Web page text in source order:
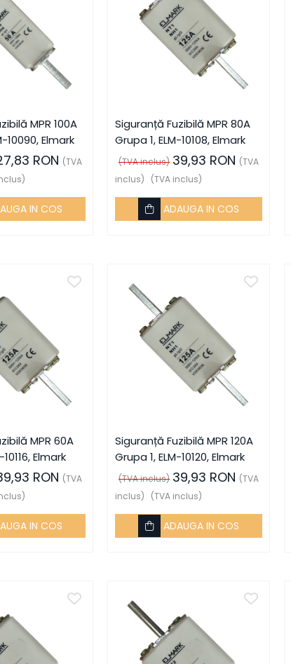
MPR 100A
10090, Elmark
RON (TVA
IN COS
Siguranță Fuzibilă MPR 80A
Grupa 1, ELM-10108, Elmark
(TVA inclus) 39,93 RON (TVA
inclus)
(TVA inclus)
ADAUGA IN COS
MPR 60A
Elmark
RON (TVA
IN COS
Siguranță Fuzibilă MPR 120A
Grupa 1, ELM-10120, Elmark
(TVA inclus) 39,93 RON (TVA
inclus)
(TVA inclus)
ADAUGA IN COS